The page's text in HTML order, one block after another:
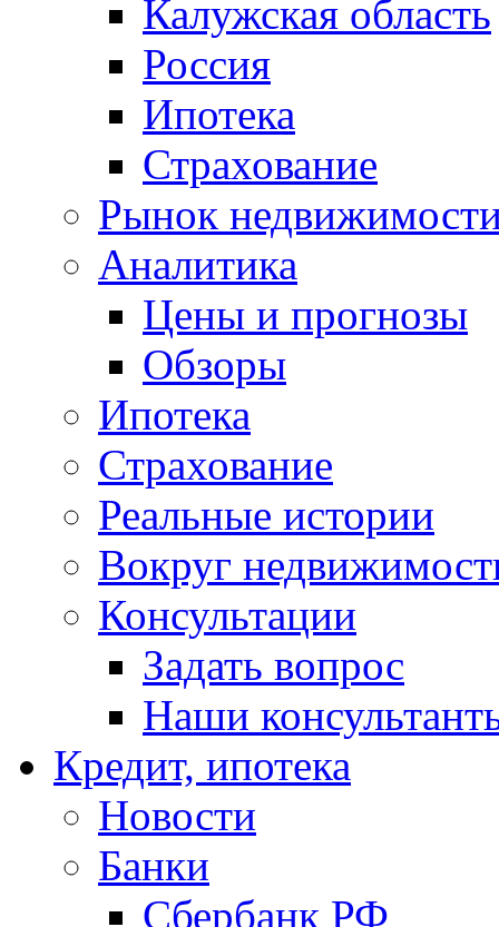
Калужская область
Россия
Ипотека
Страхование
Рынок
Аналитика
Цены и прогнозы
Обзоры
Ипотека
Страхование
Реальные истории
Вокруг
Консультации
Задать вопрос
Наши
Кредит, ипотека
Новости
Банки
Сбербанк РФ